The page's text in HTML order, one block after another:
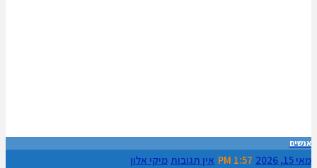
אנשים
מאי 15, 2026 1:57 PM אין תגובות מיקי אלון